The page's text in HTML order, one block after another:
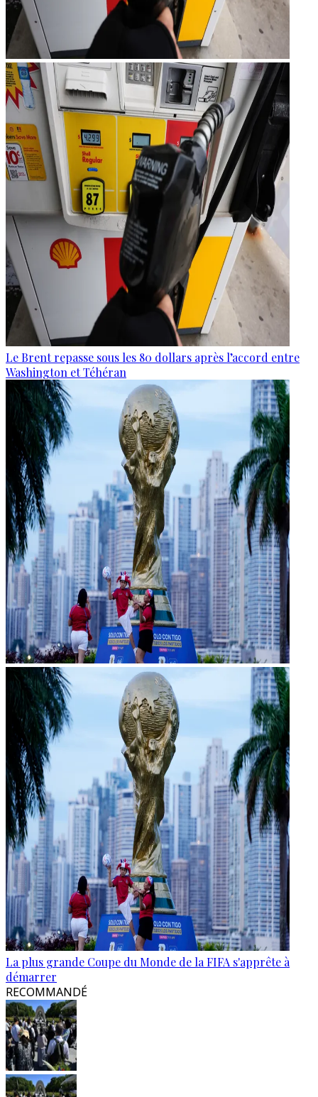
Le Brent repasse sous les 80 dollars après l’accord entre
Washington et Téhéran
La plus grande Coupe du Monde de la FIFA s'apprête à
démarrer
RECOMMANDÉ